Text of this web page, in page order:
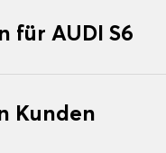
für AUDI S6
Kunden